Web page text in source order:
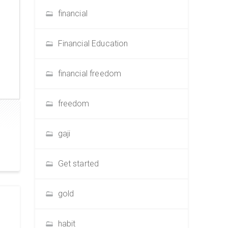
financial
Financial Education
financial freedom
freedom
gaji
Get started
gold
habit